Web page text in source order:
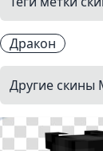
Дракон
Другие скины